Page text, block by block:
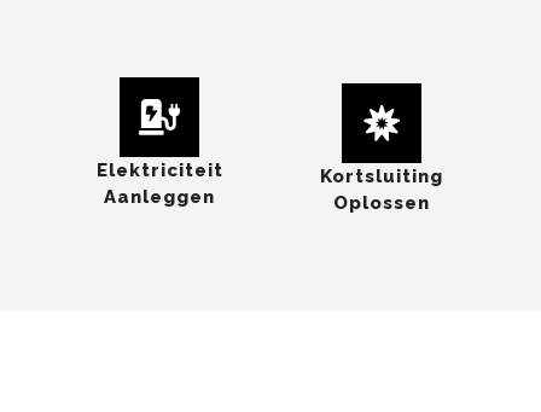
Elektriciteit
Aanleggen
Kortsluiting
Oplossen